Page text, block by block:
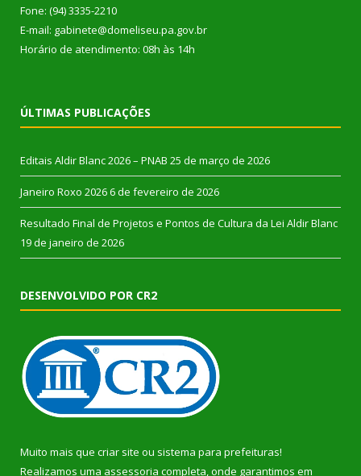
Fone: (94) 3335-2210
E-mail: gabinete@domeliseu.pa.gov.br
Horário de atendimento: 08h às 14h
ÚLTIMAS PUBLICAÇÕES
Editais Aldir Blanc 2026 – PNAB 25 de março de 2026
Janeiro Roxo 2026 6 de fevereiro de 2026
Resultado Final de Projetos e Pontos de Cultura da Lei Aldir Blanc
19 de janeiro de 2026
DESENVOLVIDO POR CR2
Muito mais que criar site ou sistema para prefeituras!
Realizamos uma assessoria completa, onde garantimos em